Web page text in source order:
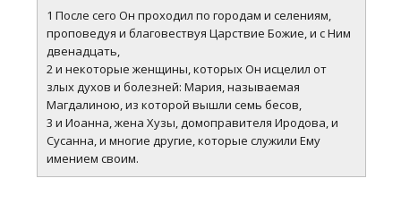
1 После сего Он проходил по городам и селениям,
проповедуя и благовествуя Царствие Божие, и с Ним
двенадцать,
2 и некоторые женщины, которых Он исцелил от
злых духов и болезней: Мария, называемая
Магдалиною, из которой вышли семь бесов,
3 и Иоанна, жена Хузы, домоправителя Иродова, и
Сусанна, и многие другие, которые служили Ему
имением своим.